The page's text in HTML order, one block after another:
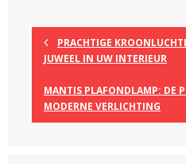
PRACHTIGE
JUWEEL IN UW INTERIEUR
MANTIS PLAFONDLAMP: DE
MODERNE VERLICHTING